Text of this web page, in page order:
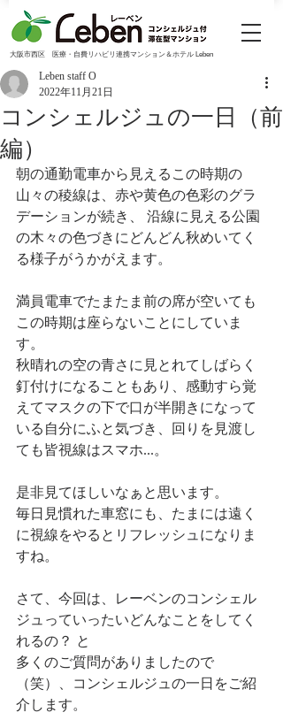
大阪市西区 医療・自費リハビリ連携マンション＆ホテル Leben
コンシェルジュの一日（前
編）
Leben staff O
2022年11月21日
朝の通勤電車から見えるこの時期の
山々の稜線は、赤や黄色の色彩のグラ
デーションが続き、 沿線に見える公園
の木々の色づきにどんどん秋めいてく
る様子がうかがえます。
満員電車でたまたま前の席が空いても
この時期は座らないことにしていま
す。
秋晴れの空の青さに見とれてしばらく
釘付けになることもあり、感動すら覚
えてマスクの下で口が半開きになって
いる自分にふと気づき、回りを見渡し
ても皆視線はスマホ...。
是非見てほしいなぁと思います。
毎日見慣れた車窓にも、たまには遠く
に視線をやるとリフレッシュになりま
すね。
さて、今回は、レーベンのコンシェル
ジュっていったいどんなことをしてく
れるの？ と
多くのご質問がありましたので
（笑）、コンシェルジュの一日をご紹
介します。